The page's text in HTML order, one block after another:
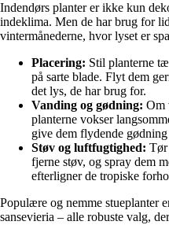
Indendørs planter er ikke kun
indeklima. Men de har brug for
vintermånederne, hvor lyset er
Placering: Stil planterne
på sarte blade. Flyt dem
det lys, de har brug for.
Vanding og gødning: Om
planterne vokser
give dem flydende
Støv og luftfugtighed: Tør
fjerne støv, og spray dem
efterligner de tropiske
Populære og nemme stueplanter
sansevieria – alle robuste valg,